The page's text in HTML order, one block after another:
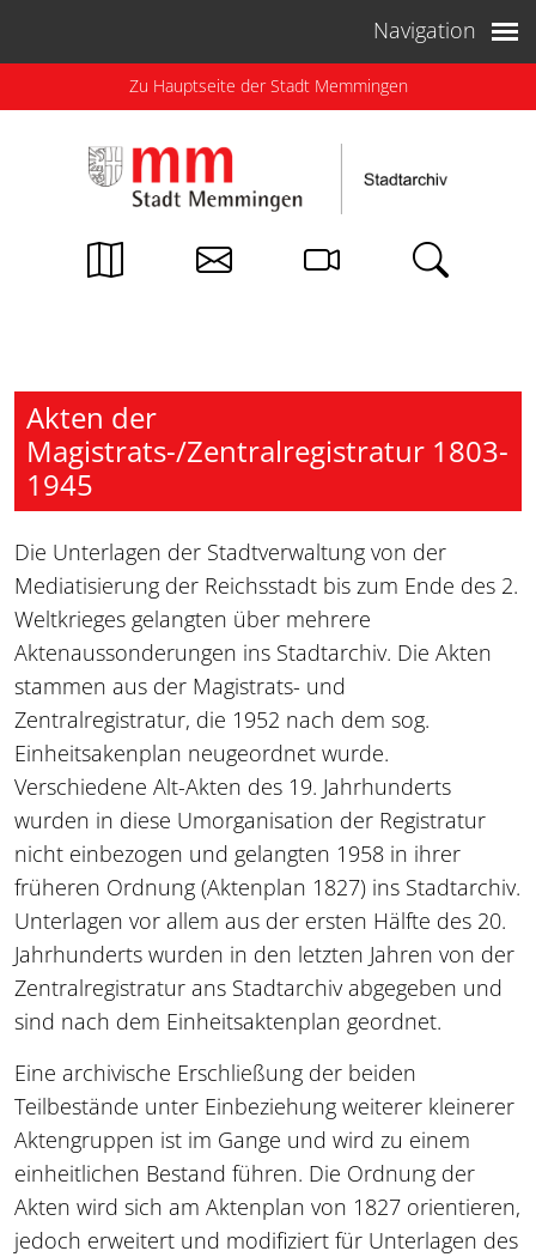
Navigation
Zu Hauptseite der Stadt Memmingen
Akten der
Magistrats-/Zentralregistratur 1803-
1945
Die Unterlagen der Stadtverwaltung von der
Mediatisierung der Reichsstadt bis zum Ende des 2.
Weltkrieges gelangten über mehrere
Aktenaussonderungen ins Stadtarchiv. Die Akten
stammen aus der Magistrats- und
Zentralregistratur, die 1952 nach dem sog.
Einheitsakenplan neugeordnet wurde.
Verschiedene Alt-Akten des 19. Jahrhunderts
wurden in diese Umorganisation der Registratur
nicht einbezogen und gelangten 1958 in ihrer
früheren Ordnung (Aktenplan 1827) ins Stadtarchiv.
Unterlagen vor allem aus der ersten Hälfte des 20.
Jahrhunderts wurden in den letzten Jahren von der
Zentralregistratur ans Stadtarchiv abgegeben und
sind nach dem Einheitsaktenplan geordnet.
Eine archivische Erschließung der beiden
Teilbestände unter Einbeziehung weiterer kleinerer
Aktengruppen ist im Gange und wird zu einem
einheitlichen Bestand führen. Die Ordnung der
Akten wird sich am Aktenplan von 1827 orientieren,
jedoch erweitert und modifiziert für Unterlagen des